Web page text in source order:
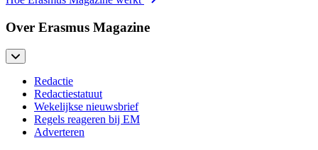
Over Erasmus Magazine
Redactie
Redactiestatuut
Wekelijkse nieuwsbrief
Regels reageren bij EM
Adverteren